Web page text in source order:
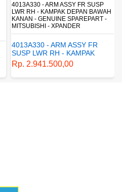
4162A413 - SHOCK ABSORBER RR
SUSP - SUSPENSI BELAKANG -
SHOCKBREAKER BELAKANG -
GENUINE SPAREPART -
MITSUBISHI - XPANDER
4162A413 - SHOCK
ABSORBER RR SUSP -
SUSPENSI BELAKANG -
SHOCKBREAKER BELAKANG
Rp. 1.198.800,00